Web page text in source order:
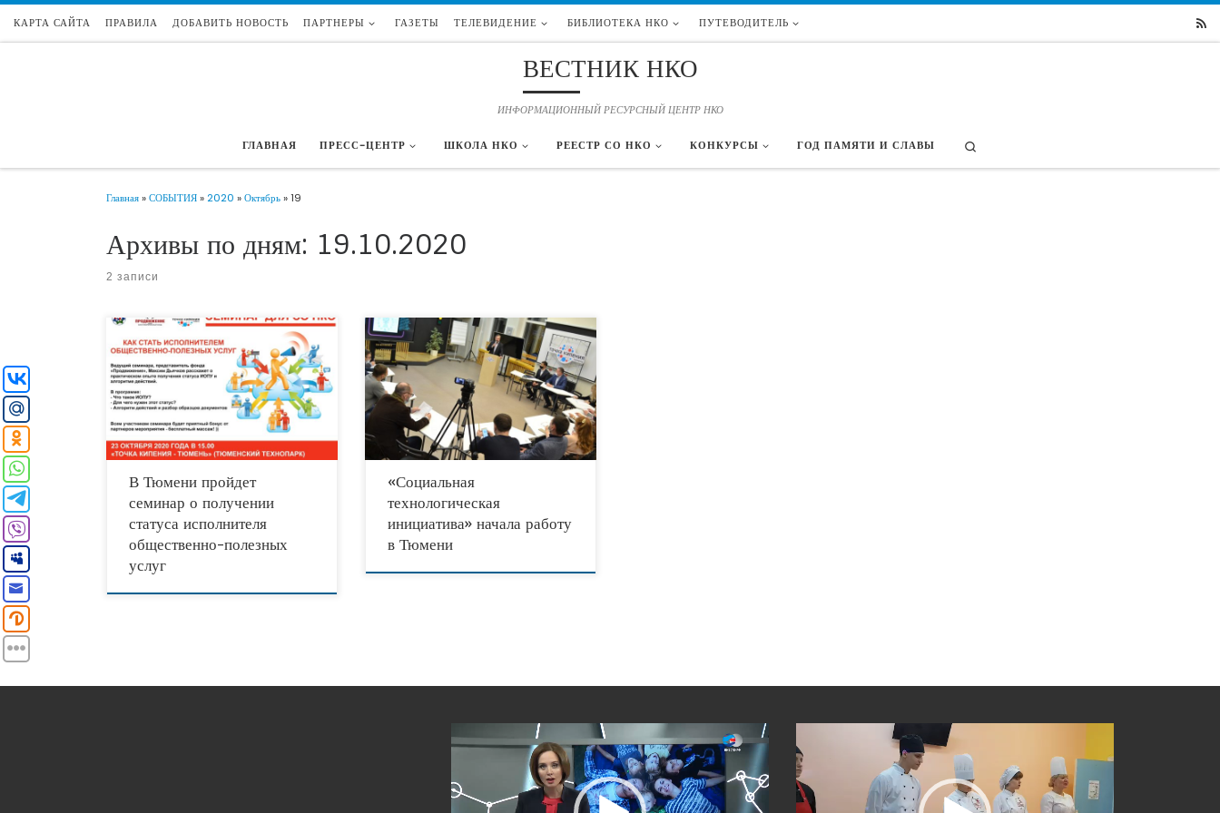
Перейти к содержимому
КАРТА САЙТА ПРАВИЛА ДОБАВИТЬ НОВОСТЬ ПАРТНЕРЫ ГАЗЕТЫ ТЕЛЕВИДЕНИЕ БИБЛИОТЕКА НКО ПУТЕВОДИТЕЛЬ
ВЕСТНИК НКО
ИНФОРМАЦИОННЫЙ РЕСУРСНЫЙ ЦЕНТР НКО
ГЛАВНАЯ ПРЕСС-ЦЕНТР ШКОЛА НКО РЕЕСТР СО НКО КОНКУРСЫ ГОД ПАМЯТИ И СЛАВЫ
Главная»СОБЫТИЯ»2020 »Октябрь»19
Архивы по дням: 19.10.2020
2 записи
23 октября 2020 года на базе пространства
коллективной работы «Точка кипения –
Тюмень» состоится семинар для лидеров и
активистов некоммерческих организаций на
тему: «Как стать исполнителем
В Тюмени пройдет
семинар о получении
статуса исполнителя
общественно-полезных
услуг
15 октября 2020 года в пространстве
коллективной работы «Точка кипения –
Тюмень» состоялось первое заседание
инициативной группы нового проекта ̶
«Социальная технологическая инициатива».
Оно собрало более
«Социальная
технологическая
инициатива» начала работу
в Тюмени